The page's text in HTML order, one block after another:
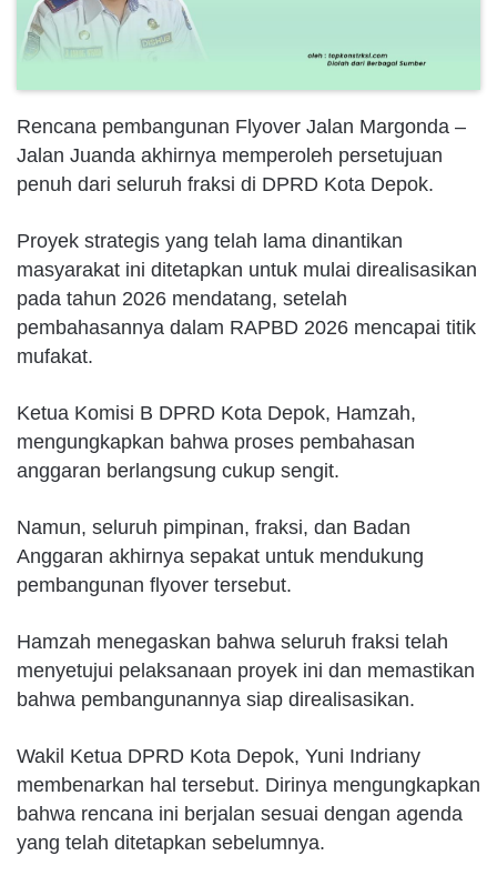
Rencana pembangunan Flyover Jalan Margonda –
Jalan Juanda akhirnya memperoleh persetujuan
penuh dari seluruh fraksi di DPRD Kota Depok.
Proyek strategis yang telah lama dinantikan
masyarakat ini ditetapkan untuk mulai direalisasikan
pada tahun 2026 mendatang, setelah
pembahasannya dalam RAPBD 2026 mencapai titik
mufakat.
Ketua Komisi B DPRD Kota Depok, Hamzah,
mengungkapkan bahwa proses pembahasan
anggaran berlangsung cukup sengit.
Namun, seluruh pimpinan, fraksi, dan Badan
Anggaran akhirnya sepakat untuk mendukung
pembangunan flyover tersebut.
Hamzah menegaskan bahwa seluruh fraksi telah
menyetujui pelaksanaan proyek ini dan memastikan
bahwa pembangunannya siap direalisasikan.
Wakil Ketua DPRD Kota Depok, Yuni Indriany
membenarkan hal tersebut. Dirinya mengungkapkan
bahwa rencana ini berjalan sesuai dengan agenda
yang telah ditetapkan sebelumnya.